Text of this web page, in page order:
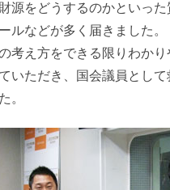
源をどうするのかといっ
ルなどが多く届きました。
考え方をできる限りわか
いただき、国会議員として
。